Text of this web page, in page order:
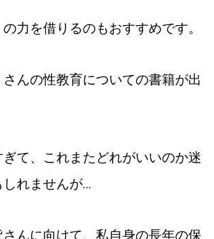
力を借りるのもおすすめです。
んの性教育についての書籍が出
て、これまたどれがいいのか迷
れませんが…
んに向けて、私自身の長年の保